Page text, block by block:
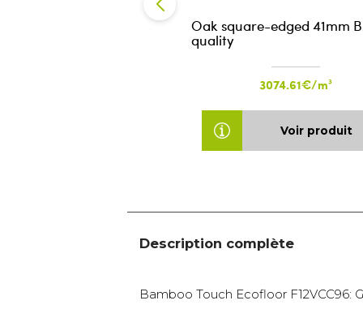
Oak square-edged 41mm
quality
3074.61€/m³
Voir produit
Description complète
Bamboo Touch Ecofloor F12VCC96: